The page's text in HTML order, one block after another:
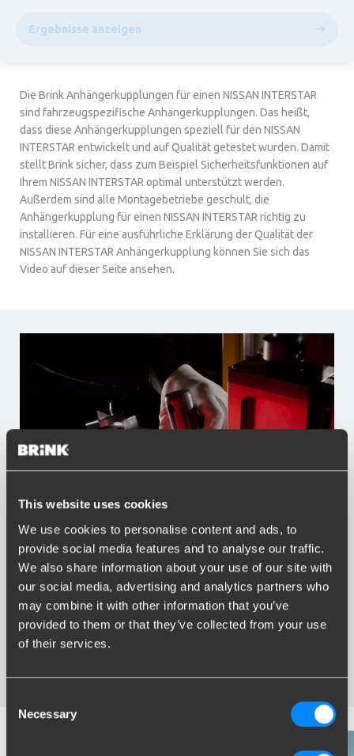
This website uses cookies
We use cookies to personalise content and ads, to
provide social media features and to analyse our traffic.
We also share information about your use of our site with
our social media, advertising and analytics partners who
may combine it with other information that you’ve
provided to them or that they’ve collected from your use
of their services.
Selection
Necessary
Ergebnisse anzeigen
Die Brink Anhängerkupplungen für einen NISSAN INTERSTAR
sind fahrzeugspezifische Anhängerkupplungen. Das heißt,
dass diese Anhängerkupplungen speziell für den NISSAN
INTERSTAR entwickelt und auf Qualität getestet wurden. Damit
stellt Brink sicher, dass zum Beispiel Sicherheitsfunktionen auf
Ihrem NISSAN INTERSTAR optimal unterstützt werden.
Außerdem sind alle Montagebetriebe geschult, die
Anhängerkupplung für einen NISSAN INTERSTAR richtig zu
installieren. Für eine ausführliche Erklärung der Qualität der
NISSAN INTERSTAR Anhängerkupplung können Sie sich das
Video auf dieser Seite ansehen.
Vorteile von Brink
Größter Sortiment Anhängerkupplungen
Speziell entwickelt und getestet für Ihr Auto
Sichere und zertifizierte Anhängerkupplungen
Montage in Ihrer Nähe
Verschiedene Anhängerkupplungen verfügbar für Sie: